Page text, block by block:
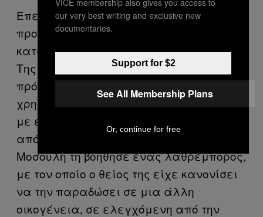
Έπειτα από αρκετές αποτυχημένες
προσπάθειες, η Bashar τελικά
κατάφερε να αποδράσει τον Απρίλιο.
Της δόθηκε η ευκαιρία όταν απέκτησε
πρόσβαση σε τηλέφωνο, το οποίο
χρησιμοποίησε για να έρθει σε επαφή
με έναν θείο της που την κατηύθυνε έξω
από τη Hawija όπου κρατούνταν. Στη
Μοσούλη τη βοήθησε ένας λαθρέμπορος,
με τον οποίο ο θείος της είχε κανονίσει
να την παραδώσει σε μια άλλη
οικογένεια, σε ελεγχόμενη από την
our very best writing and exclusive new
documentaries.
Support for $2
See All Membership Plans
Or, continue for free